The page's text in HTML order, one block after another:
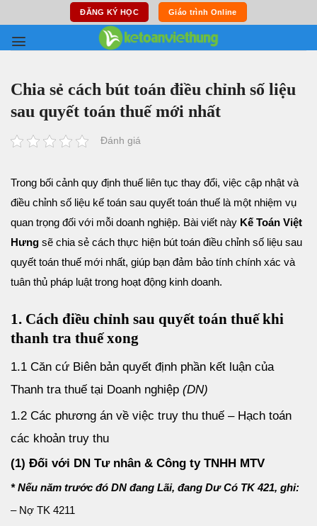
content
ĐĂNG KÝ HỌC Giáo trình Online
Chia sẻ cách bút toán điều chỉnh số liệu
sau quyết toán thuế mới nhất
Đánh giá
Trong bối cảnh quy định thuế liên tục thay đổi, việc cập nhật và
điều chỉnh số liệu kế toán sau quyết toán thuế là một nhiệm vụ
quan trọng đối với mỗi doanh nghiệp. Bài viết này Kế Toán Việt
Hưng sẽ chia sẻ cách thực hiện bút toán điều chỉnh số liệu sau
quyết toán thuế mới nhất, giúp bạn đảm bảo tính chính xác và
tuân thủ pháp luật trong hoạt động kinh doanh.
1. Cách điều chỉnh sau quyết toán thuế khi
thanh tra thuế xong
1.1 Căn cứ Biên bản quyết định phần kết luận của
Thanh tra thuế tại Doanh nghiệp (DN)
1.2 Các phương án về việc truy thu thuế – Hạch toán
các khoản truy thu
(1) Đối với DN Tư nhân & Công ty TNHH MTV
* Nếu năm trước đó DN đang Lãi, đang Dư Có TK 421, ghi:
– Nợ TK 4211